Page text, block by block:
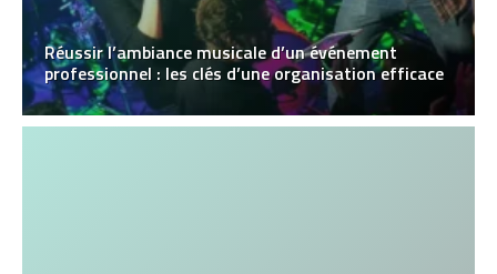
Réussir l’ambiance musicale d’un événement
professionnel : les clés d’une organisation efficace